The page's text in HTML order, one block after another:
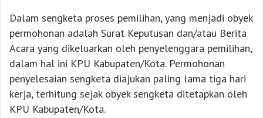
Dalam sengketa proses pemilihan, yang menjadi obyek
permohonan adalah Surat Keputusan dan/atau Berita
Acara yang dikeluarkan oleh penyelenggara pemilihan,
dalam hal ini KPU Kabupaten/Kota. Permohonan
penyelesaian sengketa diajukan paling lama tiga hari
kerja, terhitung sejak obyek sengketa ditetapkan oleh
KPU Kabupaten/Kota.